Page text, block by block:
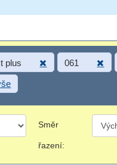
plus 061
Směr
řazení: